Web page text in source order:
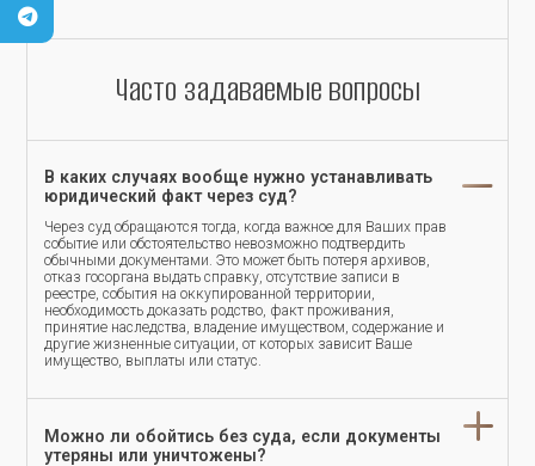
Часто задаваемые вопросы
В каких случаях вообще нужно устанавливать
юридический факт через суд?
Через суд обращаются тогда, когда важное для Ваших прав
событие или обстоятельство невозможно подтвердить
обычными документами. Это может быть потеря архивов,
отказ госоргана выдать справку, отсутствие записи в
реестре, события на оккупированной территории,
необходимость доказать родство, факт проживания,
принятие наследства, владение имуществом, содержание и
другие жизненные ситуации, от которых зависит Ваше
имущество, выплаты или статус.
Можно ли обойтись без суда, если документы
утеряны или уничтожены?